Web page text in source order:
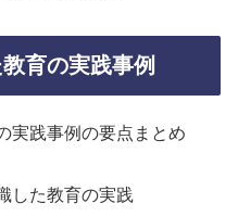
育の実践事例